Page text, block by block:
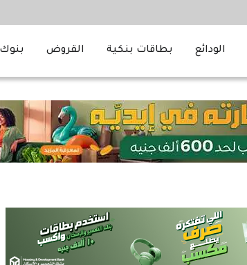
الودائع بطاقات بنكية القروض